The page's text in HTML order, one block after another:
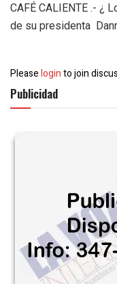
CAFÉ CALIENTE .- ¿
de su presidenta
Pleaseloginto join
Publicidad